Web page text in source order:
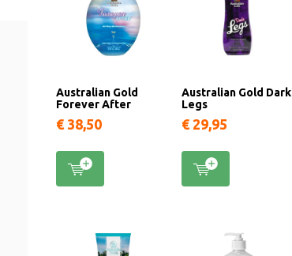
Australian Gold
Forever After
€ 38,50
Australian Gold Dark
Legs
€ 29,95